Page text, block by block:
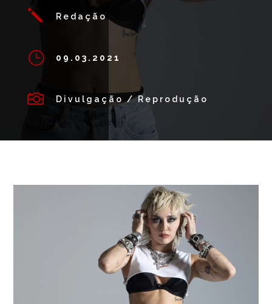
j Redação
} 09.03.2021
 Divulgação / Reprodução